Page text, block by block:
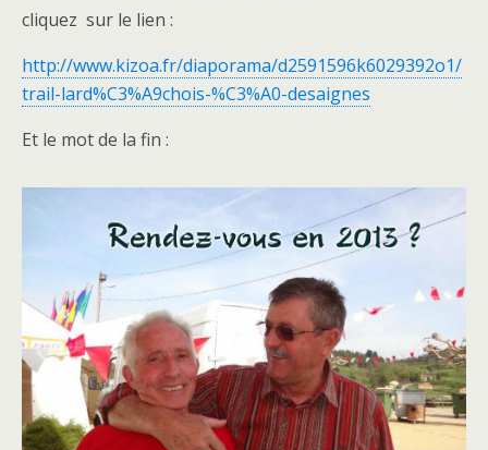
cliquez sur le lien :
http://www.kizoa.fr/diaporama/d2591596k6029392o1/
trail-lard%C3%A9chois-%C3%A0-desaignes
Et le mot de la fin :